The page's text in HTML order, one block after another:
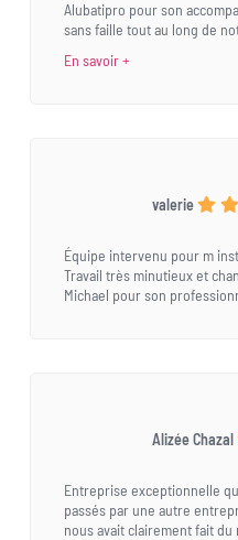
Alubatipro pour son
sans faille tout au long de
En savoir +
valerie
Équipe intervenu pour m
Travail très minutieux et
Michael pour son
Alizée Chazal
Entreprise exceptionnelle
passés par une autre
nous avait clairement fait du